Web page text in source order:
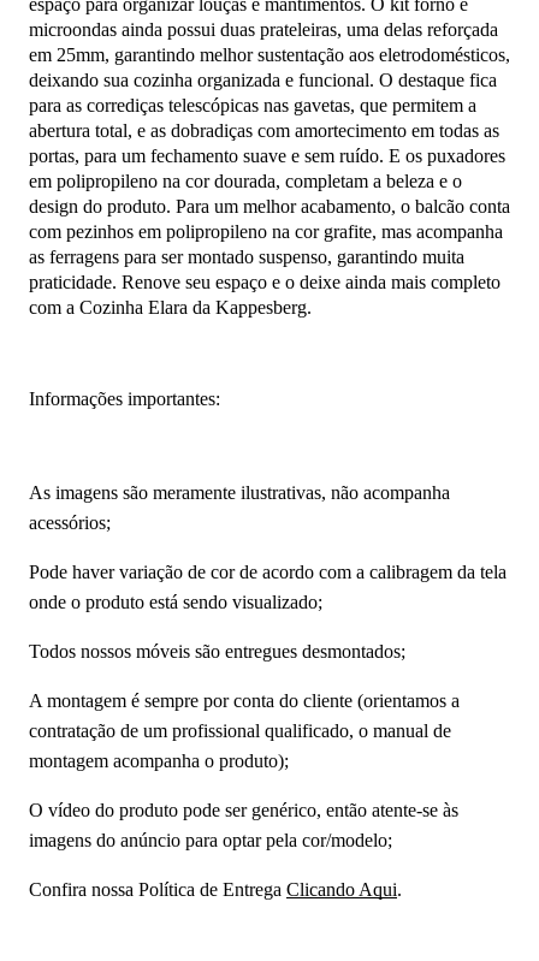
microondas ainda possui duas prateleiras, uma delas reforçada
em 25mm, garantindo melhor sustentação aos eletrodomésticos,
deixando sua cozinha organizada e funcional. O destaque fica
para as corrediças telescópicas nas gavetas, que permitem a
abertura total, e as dobradiças com amortecimento em todas as
portas, para um fechamento suave e sem ruído. E os puxadores
em polipropileno na cor dourada, completam a beleza e o
design do produto. Para um melhor acabamento, o balcão conta
com pezinhos em polipropileno na cor grafite, mas acompanha
as ferragens para ser montado suspenso, garantindo muita
praticidade. Renove seu espaço e o deixe ainda mais completo
com a Cozinha Elara da Kappesberg.
Informações importantes:
As imagens são meramente ilustrativas, não acompanha
acessórios;
Pode haver variação de cor de acordo com a calibragem da tela
onde o produto está sendo visualizado;
Todos nossos móveis são entregues desmontados;
A montagem é sempre por conta do cliente (orientamos a
contratação de um profissional qualificado, o manual de
montagem acompanha o produto);
O vídeo do produto pode ser genérico, então atente-se às
imagens do anúncio para optar pela cor/modelo;
Confira nossa Política de Entrega Clicando Aqui.